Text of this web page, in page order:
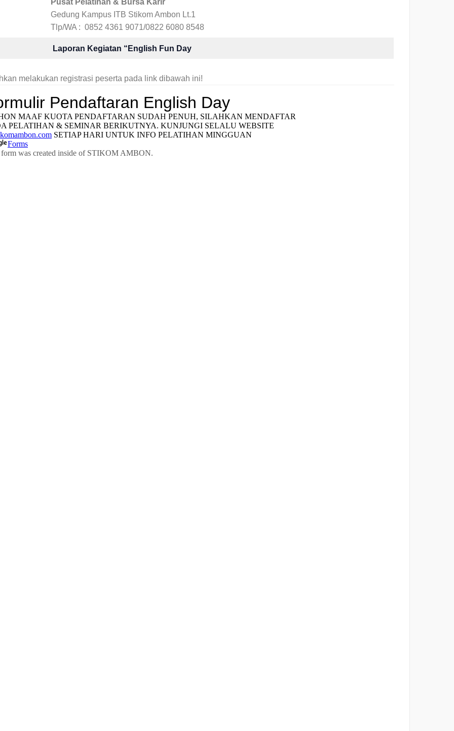
Gedung Kampus ITB Stikom Ambon Lt.1
Tlp/WA : 0852 4361 9071/0822 6080 8548
Laporan Kegiatan “English Fun Day
melakukan registrasi peserta pada link dibawah ini!